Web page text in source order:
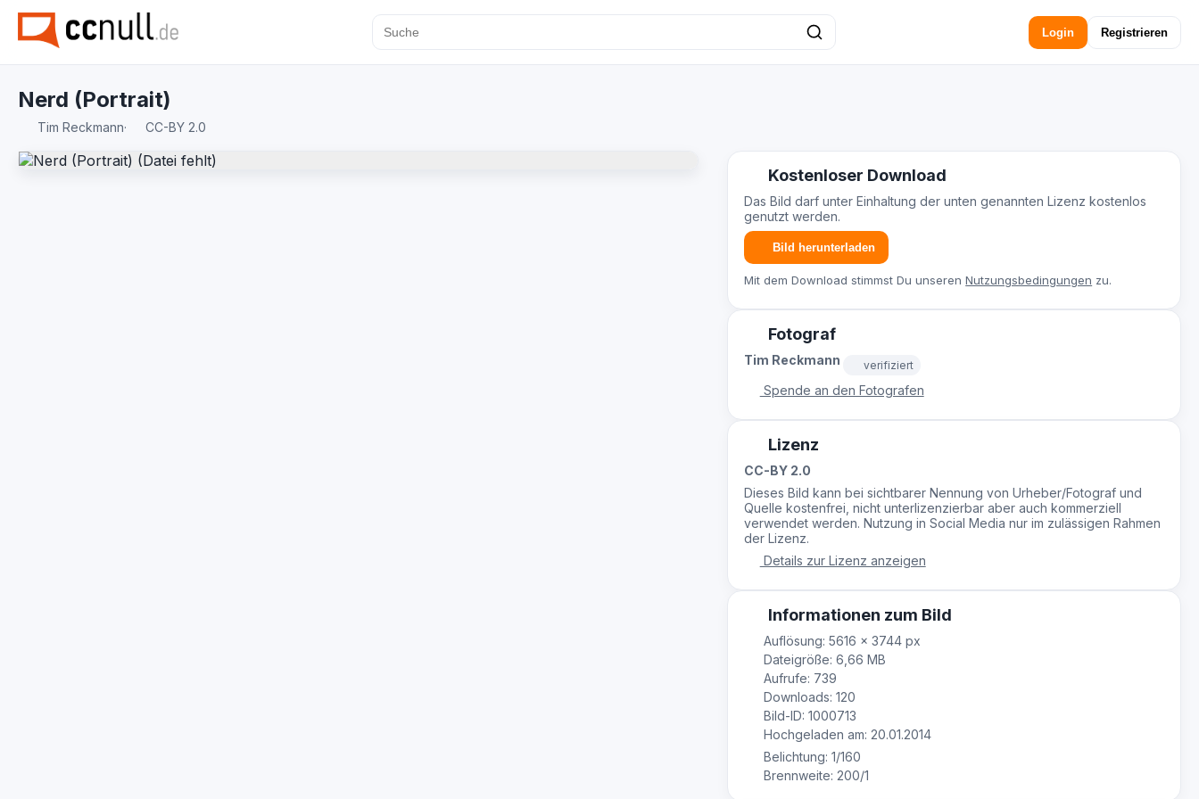
Login Registrieren
Nerd (Portrait)
Tim Reckmann· CC-BY 2.0
Kostenloser Download
Das Bild darf unter Einhaltung der unten genannten Lizenz kostenlos
genutzt werden.
Bild herunterladen
Mit dem Download stimmst Du unserenNutzungsbedingungen zu.
Fotograf
Tim Reckmann verifiziert
Spende an den Fotografen
Lizenz
CC-BY 2.0
Dieses Bild kann bei sichtbarer Nennung von Urheber/Fotograf und
Quelle kostenfrei, nicht unterlizenzierbar aber auch kommerziell
verwendet werden. Nutzung in Social Media nur im zulässigen Rahmen
der Lizenz.
Details zur Lizenz anzeigen
Informationen zum Bild
Auflösung: 5616 × 3744 px
Dateigröße: 6,66 MB
Aufrufe: 739
Downloads: 120
Bild-ID: 1000713
Hochgeladen am: 20.01.2014
Belichtung: 1/160
Brennweite: 200/1